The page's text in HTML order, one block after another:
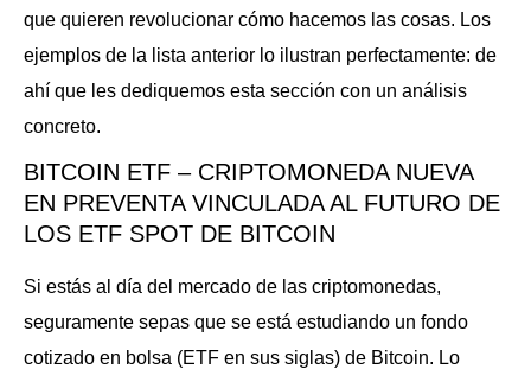
que quieren revolucionar cómo hacemos las cosas. Los
ejemplos de la lista anterior lo ilustran perfectamente: de
ahí que les dediquemos esta sección con un análisis
concreto.
BITCOIN ETF – CRIPTOMONEDA NUEVA
EN PREVENTA VINCULADA AL FUTURO DE
LOS ETF SPOT DE BITCOIN
Si estás al día del mercado de las criptomonedas,
seguramente sepas que se está estudiando un fondo
cotizado en bolsa (ETF en sus siglas) de Bitcoin. Lo